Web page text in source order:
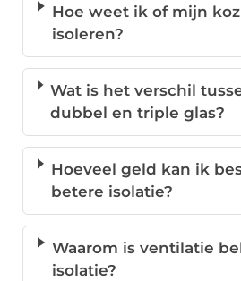
Hoe weet ik of mijn
isoleren?
Wat is het verschil
dubbel en triple glas?
Hoeveel geld kan ik
betere isolatie?
Waarom is ventilatie
isolatie?